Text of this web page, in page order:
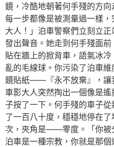
鏡，冷酷地朝著何手殘的方
每一步都像是被測量過一樣
大人！」泊車警察們立刻立
發出聲音。她走到何手殘面
貼在牆上的掀背車，語氣冰
亂的毛線球。你污染了泊車
鏡貼紙——『永不放棄』，讓
車影大人突然掏出一個像是
子按了一下。何手殘的車子
了一百八十度，穩穩地停在
次，夾角是——零度。「你被
泊車是一種宗教，你就是那